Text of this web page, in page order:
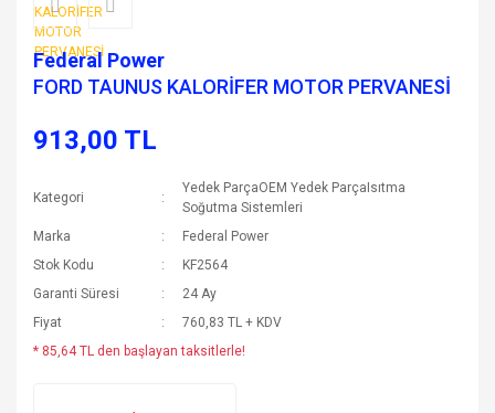
Federal Power
FORD TAUNUS KALORİFER MOTOR PERVANESİ
913,00 TL
Kategori
Yedek ParçaOEM Yedek ParçaIsıtma
Soğutma Sistemleri
Marka
Federal Power
Stok Kodu
KF2564
Garanti Süresi
24 Ay
Fiyat
760,83 TL + KDV
* 85,64 TL den başlayan taksitlerle!